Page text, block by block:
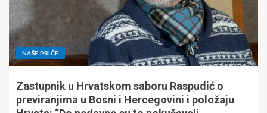
NAŠE PRIČE
Zastupnik u Hrvatskom saboru Raspudić o
previranjima u Bosni i Hercegovini i položaju